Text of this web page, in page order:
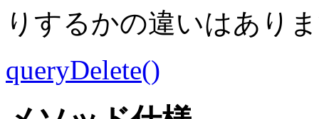
りするかの違いはあり
queryDelete()